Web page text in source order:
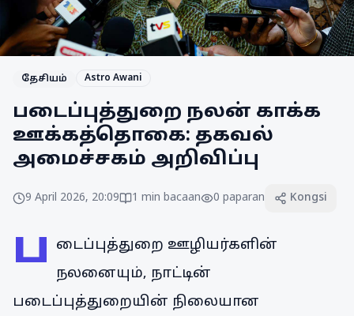
தேசியம் Astro Awani
படைப்புத்துறை நலன் காக்க
ஊக்கத்தொகை: தகவல்
அமைச்சகம் அறிவிப்பு
9 April 2026, 20:09 1 min bacaan 0 paparan Kongsi
ப டைப்புத்துறை ஊழியர்களின்
நலனையும், நாட்டின்
படைப்புத்துறையின் நிலையான